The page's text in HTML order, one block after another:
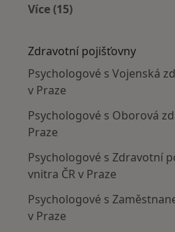
Více (15)
Zdravotní pojišťovny
Psychologové s Vojenská
v Praze
Psychologové s Oborová
Praze
Psychologové s Zdravotní
vnitra ČR v Praze
Psychologové s
v Praze